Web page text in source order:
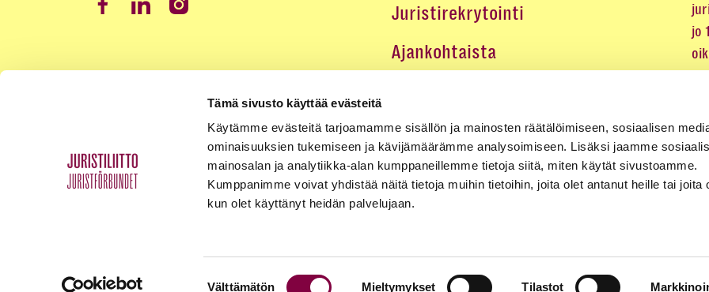
Tämä sivusto käyttää evästeitä
Käytämme evästeitä tarjoamamme sisällön ja mainosten räätälöimiseen, sosiaalisen
ominaisuuksien tukemiseen ja kävijämäärämme analysoimiseen. Lisäksi jaamme
mainosalan ja analytiikka-alan kumppaneillemme tietoja siitä, miten käytät sivustoamme.
Kumppanimme voivat yhdistää näitä tietoja muihin tietoihin, joita olet antanut heille tai joita
kun olet käyttänyt heidän palvelujaan.
Välttämätön Mieltymykset Tilastot
Juristirekrytointi
Ajankohtaista
Koulutukset ja tapahtumat
Yhteystiedot
jo